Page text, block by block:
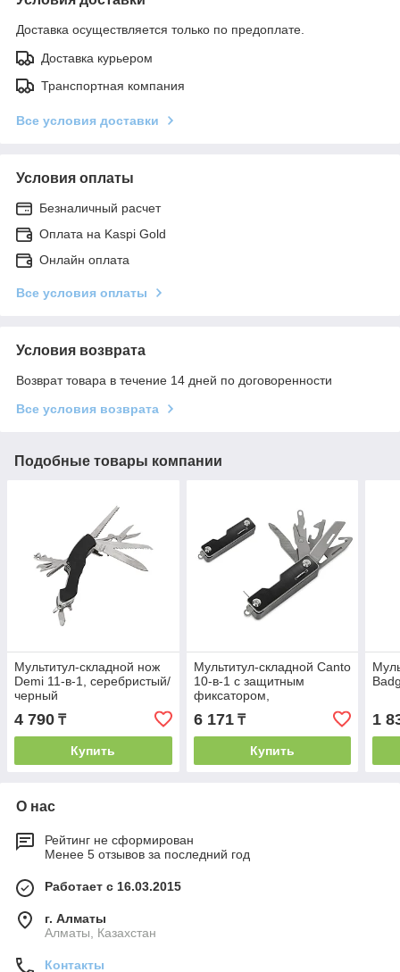
Доставка осуществляется только по предоплате.
Доставка курьером
Транспортная компания
Все условия доставки
Условия оплаты
Безналичный расчет
Оплата на Kaspi Gold
Онлайн оплата
Все условия оплаты
Условия возврата
Возврат товара в течение 14 дней по договоренности
Все условия возврата
Подобные товары компании
Мультитул-складной нож
Demi 11-в-1, серебристый/
черный
4 790 ₸
Купить
Мультитул-складной Canto
10-в-1 с защитным
фиксатором,
серебристый/черный
6 171₸
Купить
1
О нас
Рейтинг не сформирован
Менее 5 отзывов за последний год
Работает с 16.03.2015
г. Алматы
Алматы, Казахстан
Контакты